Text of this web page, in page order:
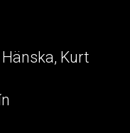
Kurt